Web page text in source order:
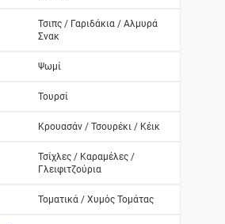
Τσιπς / Γαριδάκια / Αλμυρά
Σνακ
Ψωμί
Τουρσί
Κρουασάν / Τσουρέκι / Κέικ
Τσίχλες / Καραμέλες /
Γλειφιτζούρια
Τοματικά / Χυμός Τομάτας